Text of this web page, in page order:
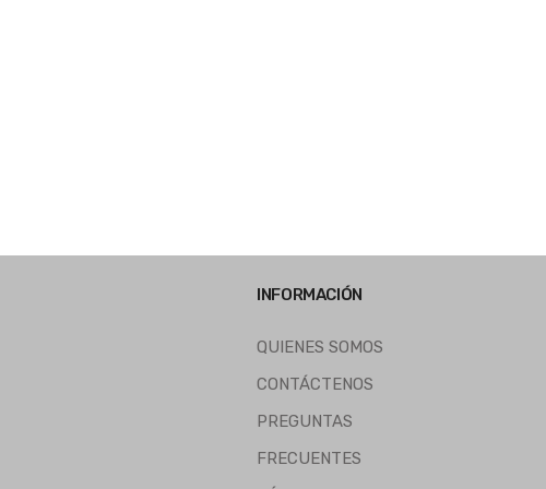
INFORMACIÓN
QUIENES SOMOS
CONTÁCTENOS
PREGUNTAS
FRECUENTES